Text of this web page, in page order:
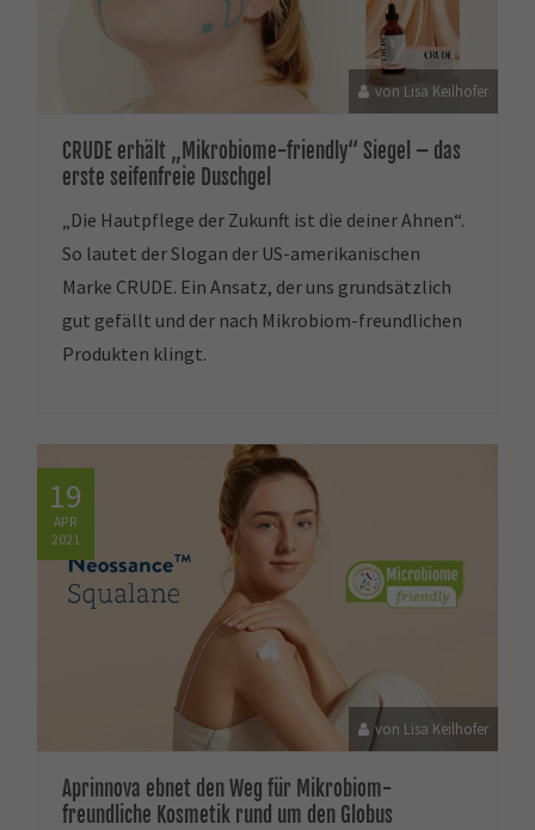
von Lisa Keilhofer
CRUDE erhält „Mikrobiome-friendly“ Siegel – das
erste seifenfreie Duschgel
„Die Hautpflege der Zukunft ist die deiner Ahnen“.
So lautet der Slogan der US-amerikanischen
Marke CRUDE. Ein Ansatz, der uns grundsätzlich
gut gefällt und der nach Mikrobiom-freundlichen
Produkten klingt.
19
APR
2021
von Lisa Keilhofer
Aprinnova ebnet den Weg für Mikrobiom-
freundliche Kosmetik rund um den Globus